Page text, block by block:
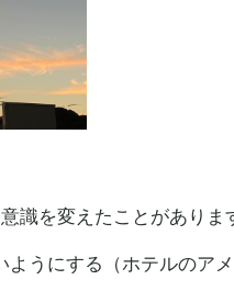
識を変えたことがありま
ようにする（ホテルのアメ